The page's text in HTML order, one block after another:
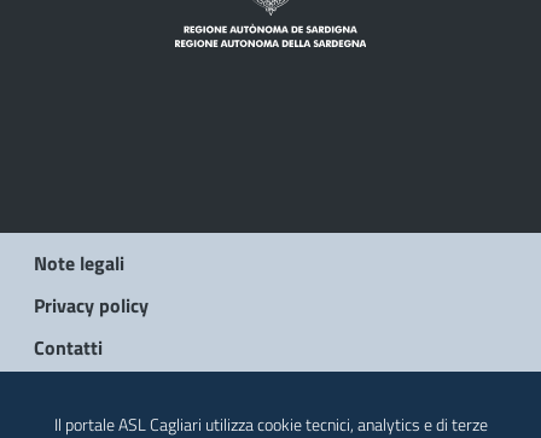
Note legali
Privacy policy
Contatti
Il portale ASL Cagliari utilizza cookie tecnici, analytics e di terze